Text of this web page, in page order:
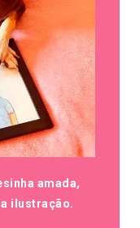
amada,
ilustração.